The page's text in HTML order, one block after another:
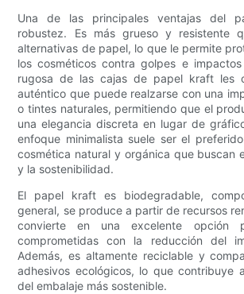
Una de las principales ventajas del
robustez. Es más grueso y resistente
alternativas de papel, lo que le permite
los cosméticos contra golpes e
rugosa de las cajas de papel kraft les
auténtico que puede realzarse con una
o tintes naturales, permitiendo que el
una elegancia discreta en lugar de
enfoque minimalista suele ser el
cosmética natural y orgánica que buscan
y la sostenibilidad.
El papel kraft es biodegradable,
general, se produce a partir de recursos
convierte en una excelente opción
comprometidas con la reducción del
Además, es altamente reciclable y
adhesivos ecológicos, lo que contribuye
del embalaje más sostenible.